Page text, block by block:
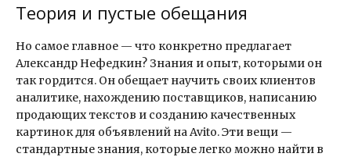
Теория и пустые обещания
Но самое главное — что конкретно предлагает
Александр Нефедкин? Знания и опыт, которыми он
так гордится. Он обещает научить своих клиентов
аналитике, нахождению поставщиков, написанию
продающих текстов и созданию качественных
картинок для объявлений на Avito. Эти вещи —
стандартные знания, которые легко можно найти в